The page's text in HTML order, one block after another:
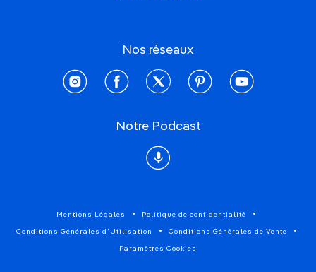
Nos réseaux
instagramfacebooktwitter pinterestyoutube
Notre Podcast
Podcast
Mentions Légales Politique de confidentialité
Conditions Générales d'Utilisation Conditions Générales de Vente
Paramètres Cookies